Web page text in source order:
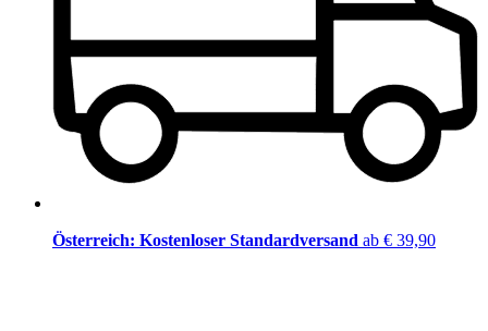
Österreich: Kostenloser Standardversand ab € 39,90